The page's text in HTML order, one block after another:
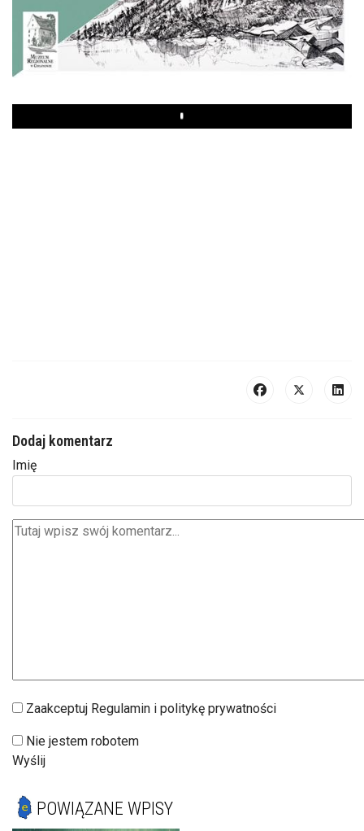
Play
Dodaj komentarz
Imię
Zaakceptuj Regulamin i politykę prywatności
Nie jestem robotem
Wyślij
POWIĄZANE WPISY